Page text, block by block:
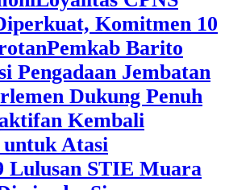
Komitmen 10
Pemkab Barito
Pengadaan Jembatan
Dukung Penuh
Kembali
Atasi
Lulusan STIE Muara